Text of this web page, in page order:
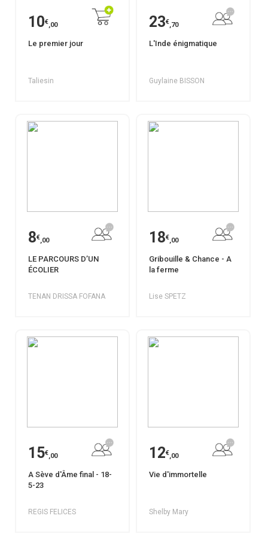
10€,00
Le premier jour
Taliesin
23€,70
L'Inde énigmatique
Guylaine BISSON
8€,00
LE PARCOURS D’UN
ÉCOLIER
TENAN DRISSA FOFANA
18€,00
Gribouille & Chance - A
la ferme
Lise SPETZ
15€,00
A Sève d'Âme final - 18-
5-23
REGIS FELICES
12€,00
Vie d'immortelle
Shelby Mary